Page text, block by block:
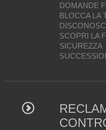
DOMANDE
BLOCCA LA
SCOPRI LA
SICUREZZA